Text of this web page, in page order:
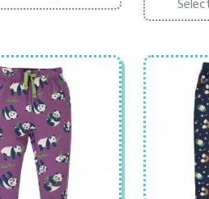
are
variații.
Opțiunile
pot
fi
alese
în
pagina
produsului.